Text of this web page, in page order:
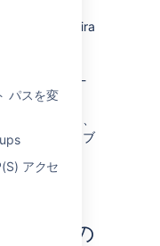
パスを変
アクセ
of a Jira
from linked Jira
in the issue
when there
same issue-
したときに、
でコミットとブ
リンクの